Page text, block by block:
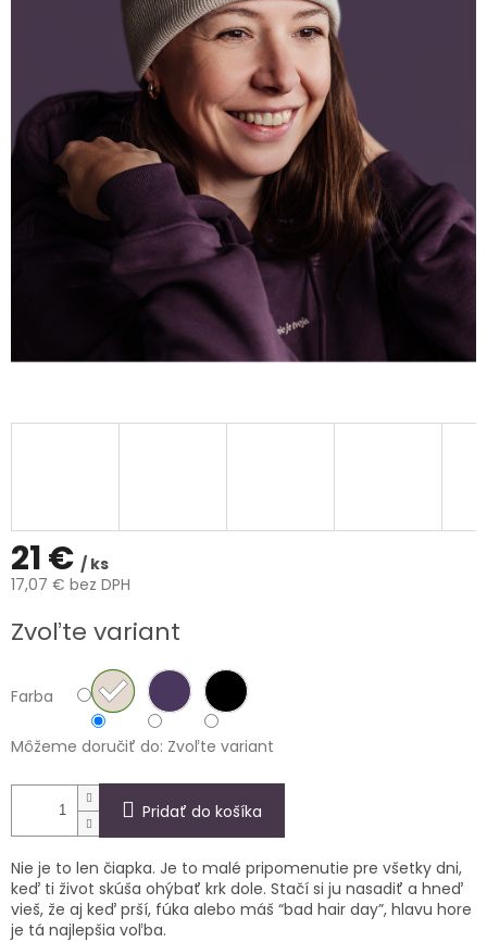
21 € / ks
17,07 € bez DPH
cena:
Zvoľte variant
Farba
Môžeme doručiť do: Zvoľte variant
Pridať do košíka
Nie je to len čiapka. Je to malé pripomenutie pre všetky dni,
keď ti život skúša ohýbať krk dole. Stačí si ju nasadiť a hneď
vieš, že aj keď prší, fúka alebo máš “bad hair day”, hlavu hore
je tá najlepšia voľba.